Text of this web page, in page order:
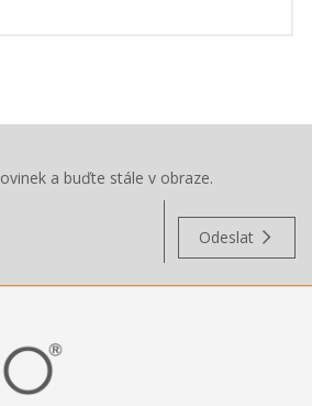
a buďte stále v obraze.
Odeslat